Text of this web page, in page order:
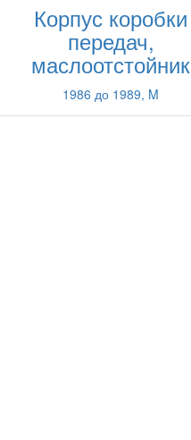
Корпус коробки
передач,
маслоотстойник
1986 до 1989, M